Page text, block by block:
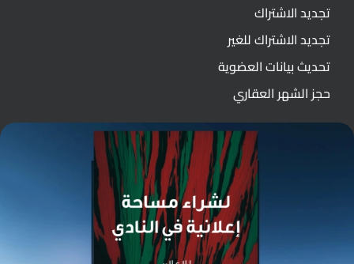
تجديد الاشتراك
تجديد الاشتراك للغير
تحديث بيانات العضوية
حجز الشهر العقاري